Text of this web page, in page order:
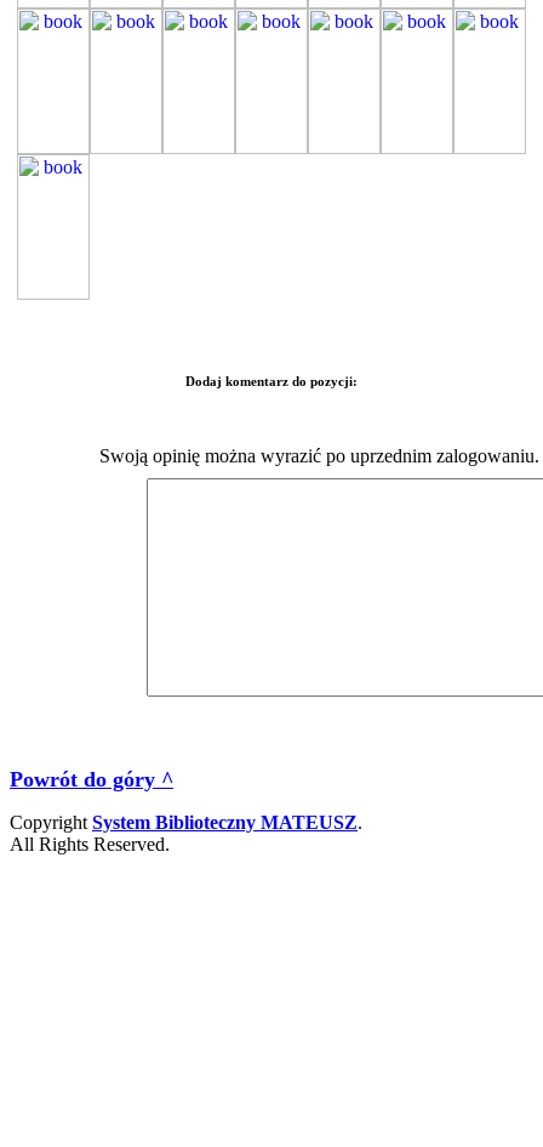
Dodaj komentarz do pozycji:
Swoją opinię można wyrazić po uprzednim zalogowaniu.
Powrót do góry ^
Copyright System Biblioteczny MATEUSZ.
All Rights Reserved.